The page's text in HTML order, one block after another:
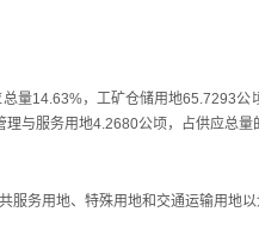
14.63%，工矿仓储用地65.7293公
与服务用地4.2680公顷，占供应总量
务用地、特殊用地和交通运输用地以